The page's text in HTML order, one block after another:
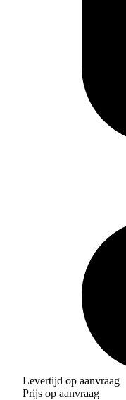
Levertijd op aanvraag
Prijs op aanvraag